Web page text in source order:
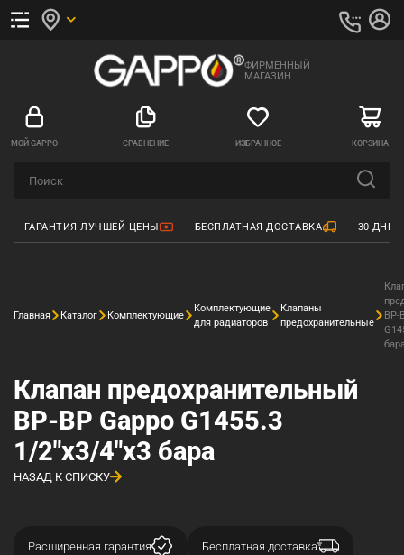
ФИРМЕННЫЙ
МАГАЗИН
МОЙ GAPPO СРАВНЕНИЕ ИЗБРАННОЕ КОРЗИНА
ГАРАНТИЯ ЛУЧШЕЙ ЦЕНЫ БЕСПЛАТНАЯ ДОСТАВКА 30
Главная Каталог Комплектующие
Комплектующие
для радиаторов
Клапаны
предохранительные
ВР-
Клапан предохранительный
ВР-ВР Gappo G1455.3
1/2"x3/4"x3 бара
НАЗАД К СПИСКУ
Расширенная гарантия Бесплатная доставка